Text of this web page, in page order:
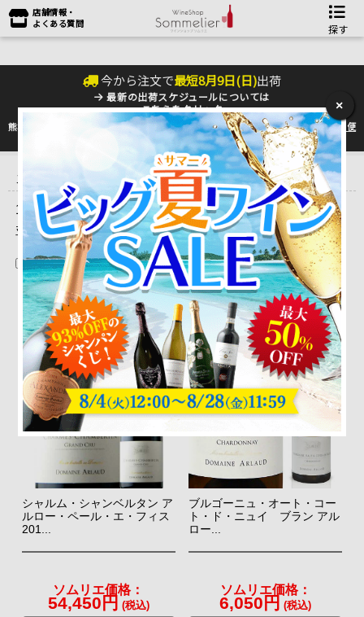
店舗情報・
よくある質問
探す
今から注文で最短8月9日(日)出荷
最新の出荷スケジュールについては
こちらをクリック
熊本地震の影響により九州への配送に遅れが生じております。最新情報は佐川急便
のHP
をご確認下さい。
産地で探す ＞ フランス ＞ブルゴーニュワイン ＞ドメー
ヌ・ アルロー・ペール・エ・フィス Domaine Arlaud Pere&amp;Fils
1 ～ 3 件目を表示しています。（全3件）
並べ替え
在庫切れを除く
シャルム・シャンベルタン ア
ルロー・ペール・エ・フィス
201...
ソムリエ価格：
54,450円 (税込)
ブルゴーニュ・オート・コー
ト・ド・ニュイ ブラン アル
ロー...
ソムリエ価格：
6,050円 (税込)
×